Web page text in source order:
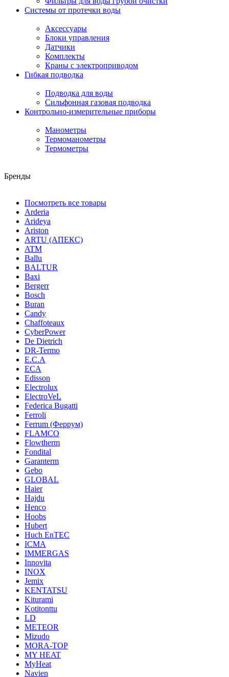
Системы от протечки воды
Аксессуары
Блоки управления
Датчики
Комплекты
Краны с электроприводом
Гибкая подводка
Подводка для воды
Сильфонная газовая подводка
Контрольно-измерительные приборы
Манометры
Термоманометры
Термометры
Бренды
Посмотреть все товары
Arderia
Arideya
Ariston
ARTU (АПЕКС)
ATM
Ballu
BALTUR
Baxi
Bergerr
Bosch
Buran
Candy
Chaffoteaux
CyberPower
De Dietrich
DR-Termo
E.C.A
ECA
Edisson
Electrolux
ElectroVeL
Federica Bugatti
Ferroli
Ferrum (Феррум)
FLAMCO
Flowtherm
Fondital
Garanterm
Gebo
GLOBAL
Haier
Hajdu
Henco
Hoobs
Hubert
Huch EnTEC
ICMA
IMMERGAS
Innovita
INOX
Jemix
KENTATSU
Kiturami
Kotitonttu
LD
METEOR
Mizudo
MORA-TOP
MY HEAT
MyHeat
Navien